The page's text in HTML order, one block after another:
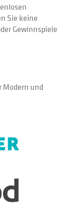
Sie keine
Gewinnspiele
Modern und